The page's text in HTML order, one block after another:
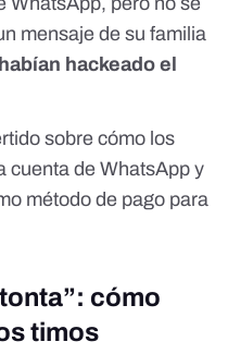
mensaje de su familia
habían hackeado el
sobre cómo los
cuenta de WhatsApp y
método de pago para
cómo
timos